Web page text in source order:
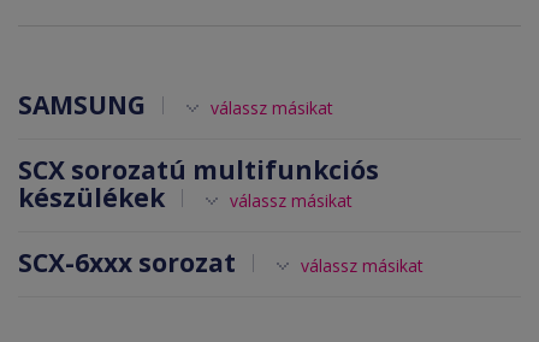
SAMSUNG válassz másikat
SCX sorozatú multifunkciós
készülékek
válassz másikat
SCX-6xxx sorozat válassz másikat